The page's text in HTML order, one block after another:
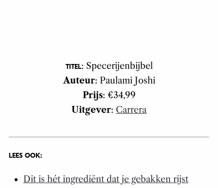
TITEL: Specerijenbijbel
Auteur: Paulami Joshi
Prijs: €34,99
Uitgever: Carrera
LEES OOK:
Dit is hét ingrediënt dat je gebakken rijst